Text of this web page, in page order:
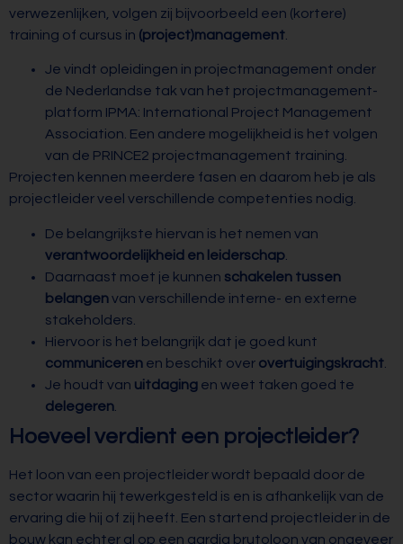
verwezenlijken, volgen zij bijvoorbeeld een (kortere)
training of cursus in (project)management
Je vindt opleidingen in projectmanagement onder
de Nederlandse tak van het projectmanagement-
platform IPMA: International Project Management
Association. Een andere mogelijkheid is het volgen
van de PRINCE2 projectmanagement training.
Projecten kennen meerdere fasen en daarom heb je als
projectleider veel verschillende competenties nodig.
De belangrijkste hiervan is het nemen van
verantwoordelijkheid en leiderschap
Daarnaast moet je kunnen schakelen tussen
belangenvan verschillende interne- en externe
stakeholders.
Hiervoor is het belangrijk dat je goed kunt
communiceren en beschikt over overtuigingskracht
Je houdt van uitdaging en weet taken goed te
delegeren
Hoeveel verdient een projectleider?
Het loon van een projectleider wordt bepaald door de
sector waarin hij tewerkgesteld is en is afhankelijk van de
ervaring die hij of zij heeft. Een startend projectleider in de
bouw kan echter al op een aardig brutoloon van ongeveer